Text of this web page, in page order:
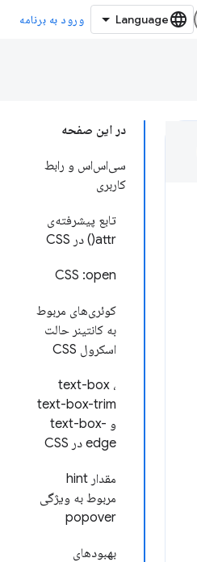
ورود به برنامه
در این صفحه
سی‌اس‌اس و رابط
کاربری
تابع پیشرفته‌ی
attr() در CSS
CSS :open
کوئری‌های مربوط
به کانتینر حالت
اسکرول CSS
text-box ،
text-box-trim
و text-box-
edge در CSS
مقدار hint
مربوط به ویژگی
popover
بهبودهای